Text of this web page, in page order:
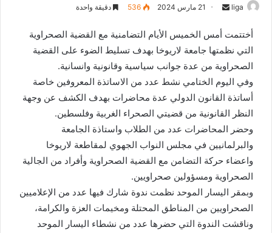
liga
n
d
a
n
e
m
21 مارس 2024 536 دقيقة واحدة
أختتمت أمس الخميس الأيام التضامنية مع القضية الصحراوية
التي نظمتها جامعة لاريوخا بهدف تسليط الضوء على القضية
الصحراوية من عدة جوانب سياسية وقانونية وانسانية.
وفي اليوم الختامي نشط عدد من الاساتذة المعروفين خاصة
أساتذة القانون الدولي عدة محاضرات بهدف الكشف عن وجهة
النظر القانونية من قضيتي الصحراء الغربية وفلسطين.
وحضر المحاضرات عدد من الطلاب واستاذة الجامعة
والبرلمانيين في مجلس النواب الجهوي لمقاطعة لاريوخا
واعضاء حركة التضامن مع القضية الصحراوية وأفراد من الجالية
الصحراوية ومسؤولين صحراويين.
وبمقر اليسار الموحد نظمت ندوة شارك فيها عدد من الإعلاميين
الصحراويين من المناطق المحتلة ومخيمات العزة والكرامة،
وناقشت الندوة التي حضرها عدد من نشطاء اليسار الموحد